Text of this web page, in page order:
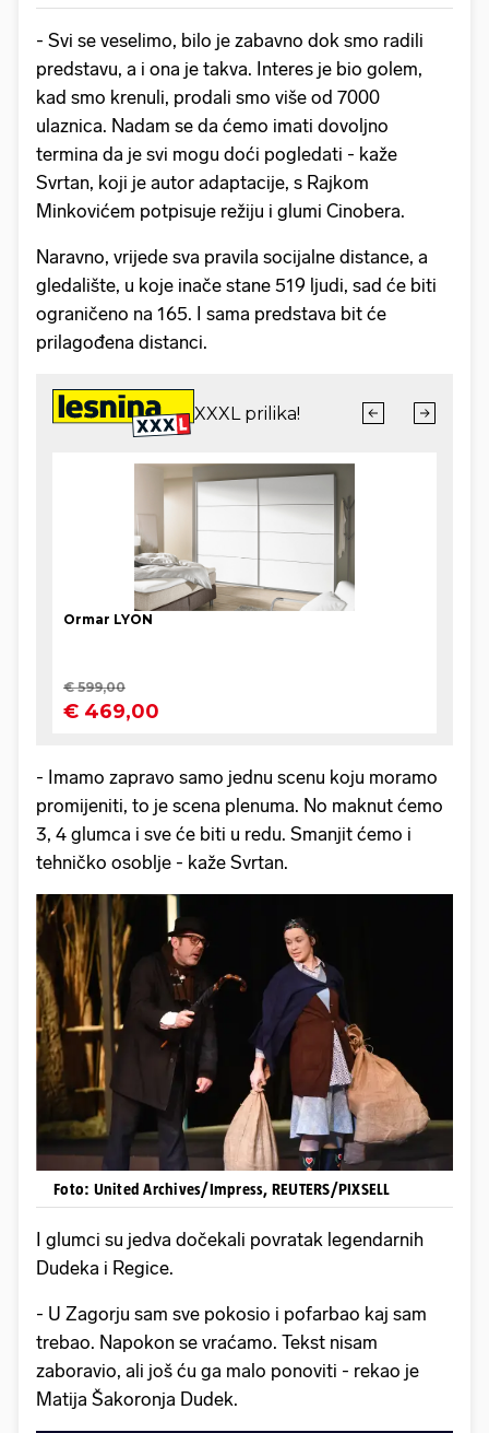
- Svi se veselimo, bilo je zabavno dok smo radili
predstavu, a i ona je takva. Interes je bio golem,
kad smo krenuli, prodali smo više od 7000
ulaznica. Nadam se da ćemo imati dovoljno
termina da je svi mogu doći pogledati - kaže
Svrtan, koji je autor adaptacije, s Rajkom
Minkovićem potpisuje režiju i glumi Cinobera.
Naravno, vrijede sva pravila socijalne distance, a
gledalište, u koje inače stane 519 ljudi, sad će biti
ograničeno na 165. I sama predstava bit će
prilagođena distanci.
- Imamo zapravo samo jednu scenu koju moramo
promijeniti, to je scena plenuma. No maknut ćemo
3, 4 glumca i sve će biti u redu. Smanjit ćemo i
tehničko osoblje - kaže Svrtan.
Foto: United Archives/Impress, REUTERS/PIXSELL
I glumci su jedva dočekali povratak legendarnih
Dudeka i Regice.
- U Zagorju sam sve pokosio i pofarbao kaj sam
trebao. Napokon se vraćamo. Tekst nisam
zaboravio, ali još ću ga malo ponoviti - rekao je
Matija Šakoronja Dudek.